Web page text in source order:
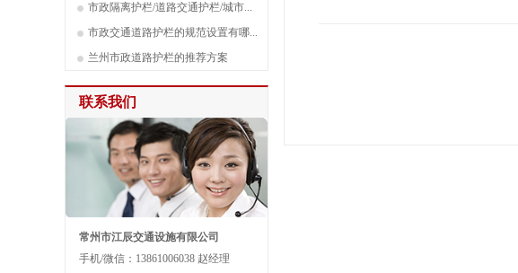
市政隔离护栏/道路交通护栏/城市...
市政交通道路护栏的规范设置有哪...
兰州市政道路护栏的推荐方案
联系我们
常州市江辰交通设施有限公司
手机/微信：13861006038 赵经理